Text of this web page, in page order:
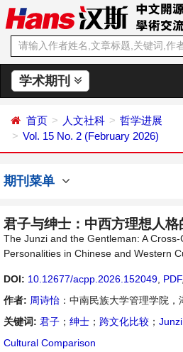
学术期刊
首页 人文社科
哲学进展
Vol. 15 No. 2 (February 2026)
期刊菜单
君子与绅士：中西方理想人
The Junzi and the Gentleman: A
Personalities in Chinese and Western
DOI: 10.12677/acpp.2026.152049 PDF,
作者: 周诗怡 ：中南民族大学管理学院，
关键词: 君子 ； 绅士 ； 跨文化比较 ； Junzi
Cultural Comparison